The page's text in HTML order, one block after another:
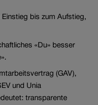
bis zum Aufstieg,
«Du» besser
(GAV),
und Unia
transparente